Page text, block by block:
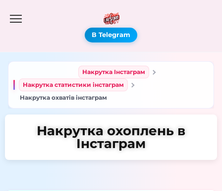
В Telegram
Накрутка Інстаграм
Накрутка статистики інстаграм
Накрутка охватів інстаграм
Накрутка охоплень в
Інстаграм